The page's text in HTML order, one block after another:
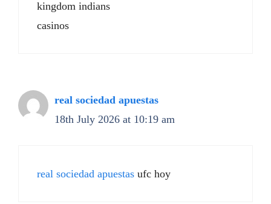
kingdom indians
casinos
real sociedad apuestas
18th July 2026 at 10:19 am
real sociedad apuestas ufc hoy